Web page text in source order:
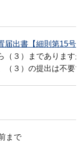
届出書【細則第15号
（３）まであります
（３）の提出は不要
まで